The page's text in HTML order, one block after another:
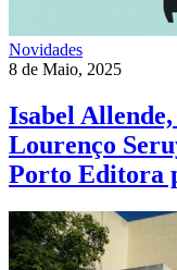
Novidades
8 de Maio, 2025
Isabel
Lourenço
Porto Editora